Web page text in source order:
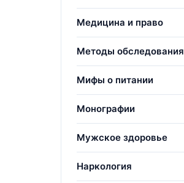
Медицина и право
Методы обследования
Мифы о питании
Монографии
Мужское здоровье
Наркология